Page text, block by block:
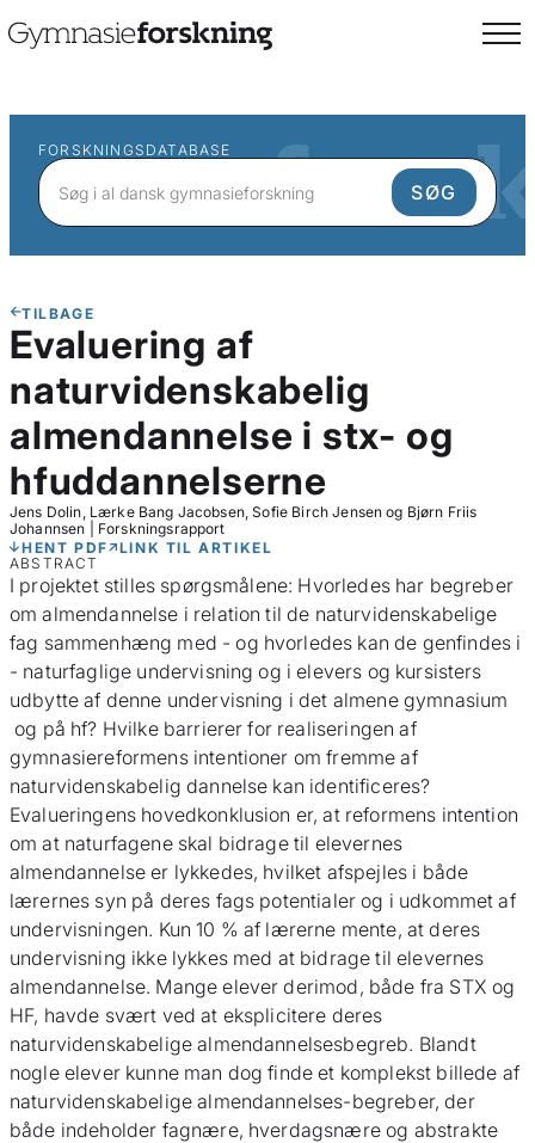
FORSKNINGSDATABASE
TILBAGE
Evaluering af
naturvidenskabelig
almendannelse i stx- og
hfuddannelserne
Jens Dolin, Lærke Bang Jacobsen, Sofie Birch Jensen og Bjørn Friis
Johannsen
Forskningsrapport
HENT PDF
LINK TIL ARTIKEL
ABSTRACT
I projektet stilles spørgsmålene: Hvorledes har begreber
om almendannelse i relation til de naturvidenskabelige
fag sammenhæng med - og hvorledes kan de genfindes i
- naturfaglige undervisning og i elevers og kursisters
udbytte af denne undervisning i det almene gymnasium
og på hf? Hvilke barrierer for realiseringen af
gymnasiereformens intentioner om fremme af
naturvidenskabelig dannelse kan identificeres?
Evalueringens hovedkonklusion er, at reformens intention
om at naturfagene skal bidrage til elevernes
almendannelse er lykkedes, hvilket afspejles i både
lærernes syn på deres fags potentialer og i udkommet af
undervisningen. Kun 10 % af lærerne mente, at deres
undervisning ikke lykkes med at bidrage til elevernes
almendannelse. Mange elever derimod, både fra STX og
HF, havde svært ved at eksplicitere deres
naturvidenskabelige almendannelsesbegreb. Blandt
nogle elever kunne man dog finde et komplekst billede af
naturvidenskabelige almendannelses-begreber, der
både indeholder fagnære, hverdagsnære og abstrakte